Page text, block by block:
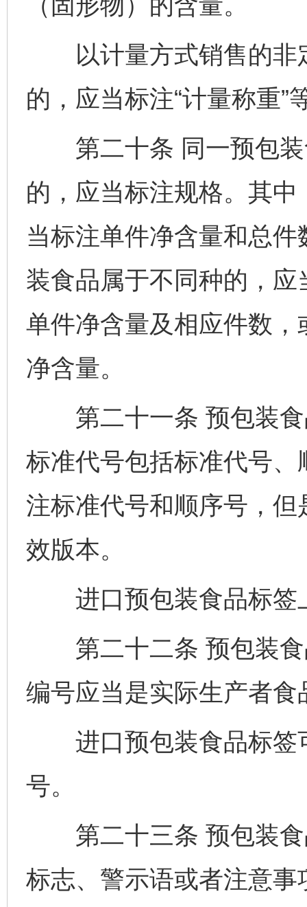
以计量方式销售的非
的，应当标注“计量称重”
第二十条 同一预包装
的，应当标注规格。其
当标注单件净含量和总
装食品属于不同种的，
单件净含量及相应件数
净含量。
第二十一条 预包装食
标准代号包括标准代号
注标准代号和顺序号，
效版本。
进口预包装食品标签
第二十二条 预包装食
编号应当是实际生产者
进口预包装食品标签
号。
第二十三条 预包装食
标志、警示语或者注意